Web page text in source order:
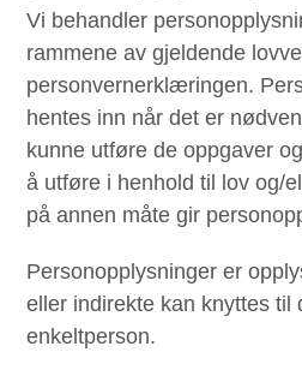
Vi behandler
rammene av gjeldende
personvernerklæringen.
hentes inn når det er
kunne utføre de oppgaver
å utføre i henhold til lov og/
på annen måte gir
Personopplysninger er
eller indirekte kan knyttes til
enkeltperson.